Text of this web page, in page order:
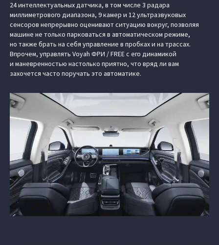
24 интеллектуальных датчика, в том числе 3 радара
миллиметрового диапазона, 9 камер и 12 ультразвуковых
сенсоров непрерывно оценивают ситуацию вокруг, позволяя
машине не только парковаться в автоматическом режиме,
но также брать на себя управление в пробках и на трассах.
Впрочем, управлять Voyah ФРИ / FREE с его динамикой
и маневренностью настолько приятно, что вряд ли вам
захочется часто поручать это автоматике.